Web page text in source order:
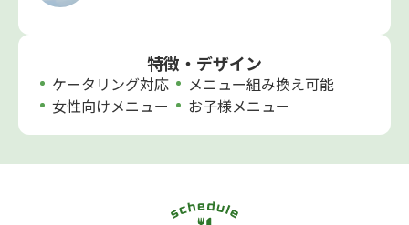
特徴・デザイン
ケータリング対応
メニュー組み換え可能
女性向けメニュー
お子様メニュー